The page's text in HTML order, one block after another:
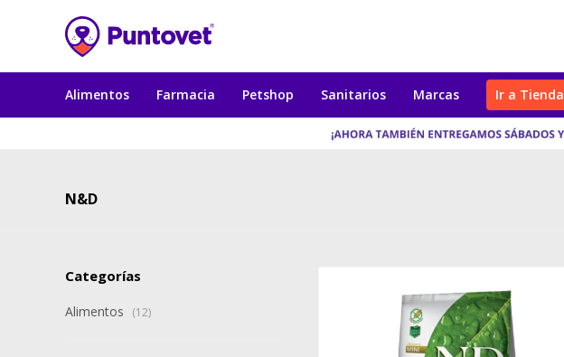
Alimentos Farmacia Petshop Sanitarios Marcas Ir a Tienda
N&D
Categorías
Alimentos (12)